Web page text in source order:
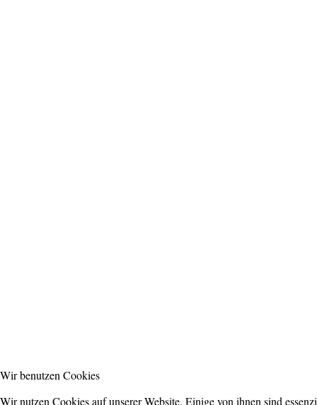
Wir benutzen Cookies
Wir nutzen Cookies auf unserer Website. Einige von ihnen sind